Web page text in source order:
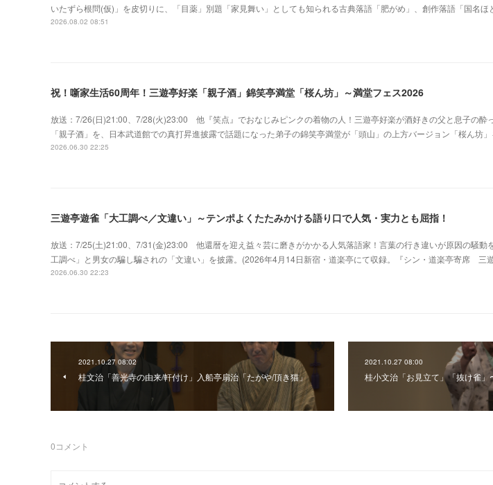
いたずら根問(仮)」を皮切りに、「目薬」別題「家見舞い」としても知られる古典落語「肥がめ」、創作落語「国名ほ
2026.08.02 08:51
祝！噺家生活60周年！三遊亭好楽「親子酒」錦笑亭満堂「桜ん坊」～満堂フェス2026
放送：7/26(日)21:00、7/28(火)23:00 他『笑点』でおなじみピンクの着物の人！三遊亭好楽が酒好きの父と息子の酔
「親子酒」を、日本武道館での真打昇進披露で話題になった弟子の錦笑亭満堂が「頭山」の上方バージョン「桜ん坊」
2026.06.30 22:25
三遊亭遊雀「大工調べ／文違い」～テンポよくたたみかける語り口で人気・実力とも屈指！
放送：7/25(土)21:00、7/31(金)23:00 他還暦を迎え益々芸に磨きがかかる人気落語家！言葉の行き違いが原因の騒動
工調べ」と男女の騙し騙されの「文違い」を披露。(2026年4月14日新宿・道楽亭にて収録。『シン・道楽亭寄席 三
2026.06.30 22:23
2021.10.27 08:02
桂文治「善光寺の由来/軒付け」入船亭扇治「たがや/頂き猫」
2021.10.27 08:00
桂小文治「お見立て」「抜け雀
0コメント